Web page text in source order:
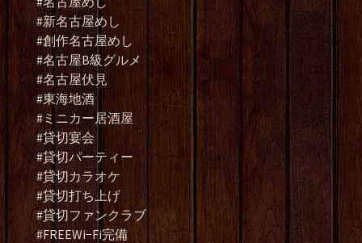
#新名古屋めし
#創作名古屋めし
#名古屋B級グルメ
#名古屋伏見
#東海地酒
#ミニカー居酒屋
#貸切宴会
#貸切パーティー
#貸切カラオケ
#貸切打ち上げ
#貸切ファンクラブ
#FREEWi−Fi完備